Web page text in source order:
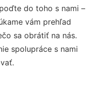
do toho s nami –
vám prehľad
sa obrátiť na nás.
spolupráce s nami